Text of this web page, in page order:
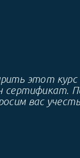
этот курс
вас